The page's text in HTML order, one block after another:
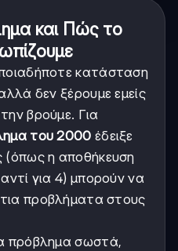
και Πώς το
κατάσταση
δεν ξέρουμε εμείς
βρούμε. Για
του 2000 έδειξε
(όπως η αποθήκευση
για 4) μπορούν να
προβλήματα στους
πρόβλημα σωστά,